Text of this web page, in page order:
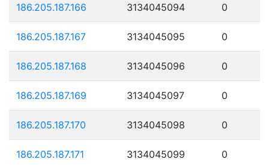
186.205.187.166 3134045094 0
186.205.187.167 3134045095 0
186.205.187.168 3134045096 0
186.205.187.169 3134045097 0
186.205.187.170 3134045098 0
186.205.187.171 3134045099 0